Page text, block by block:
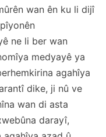
wan ên ku li dijî
ne li ber wan
medyayê ya
agahîya
dike, ji nû ve
wan di asta
darayî,